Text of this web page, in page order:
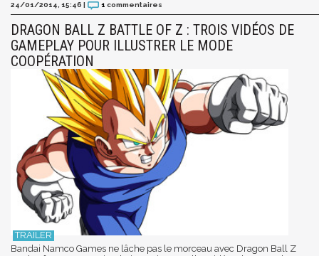
24/01/2014, 15:46 | 1 commentaires
DRAGON BALL Z BATTLE OF Z : TROIS VIDÉOS DE
GAMEPLAY POUR ILLUSTRER LE MODE
COOPÉRATION
Bandai Namco Games ne lâche pas le morceau avec Dragon Ball Z